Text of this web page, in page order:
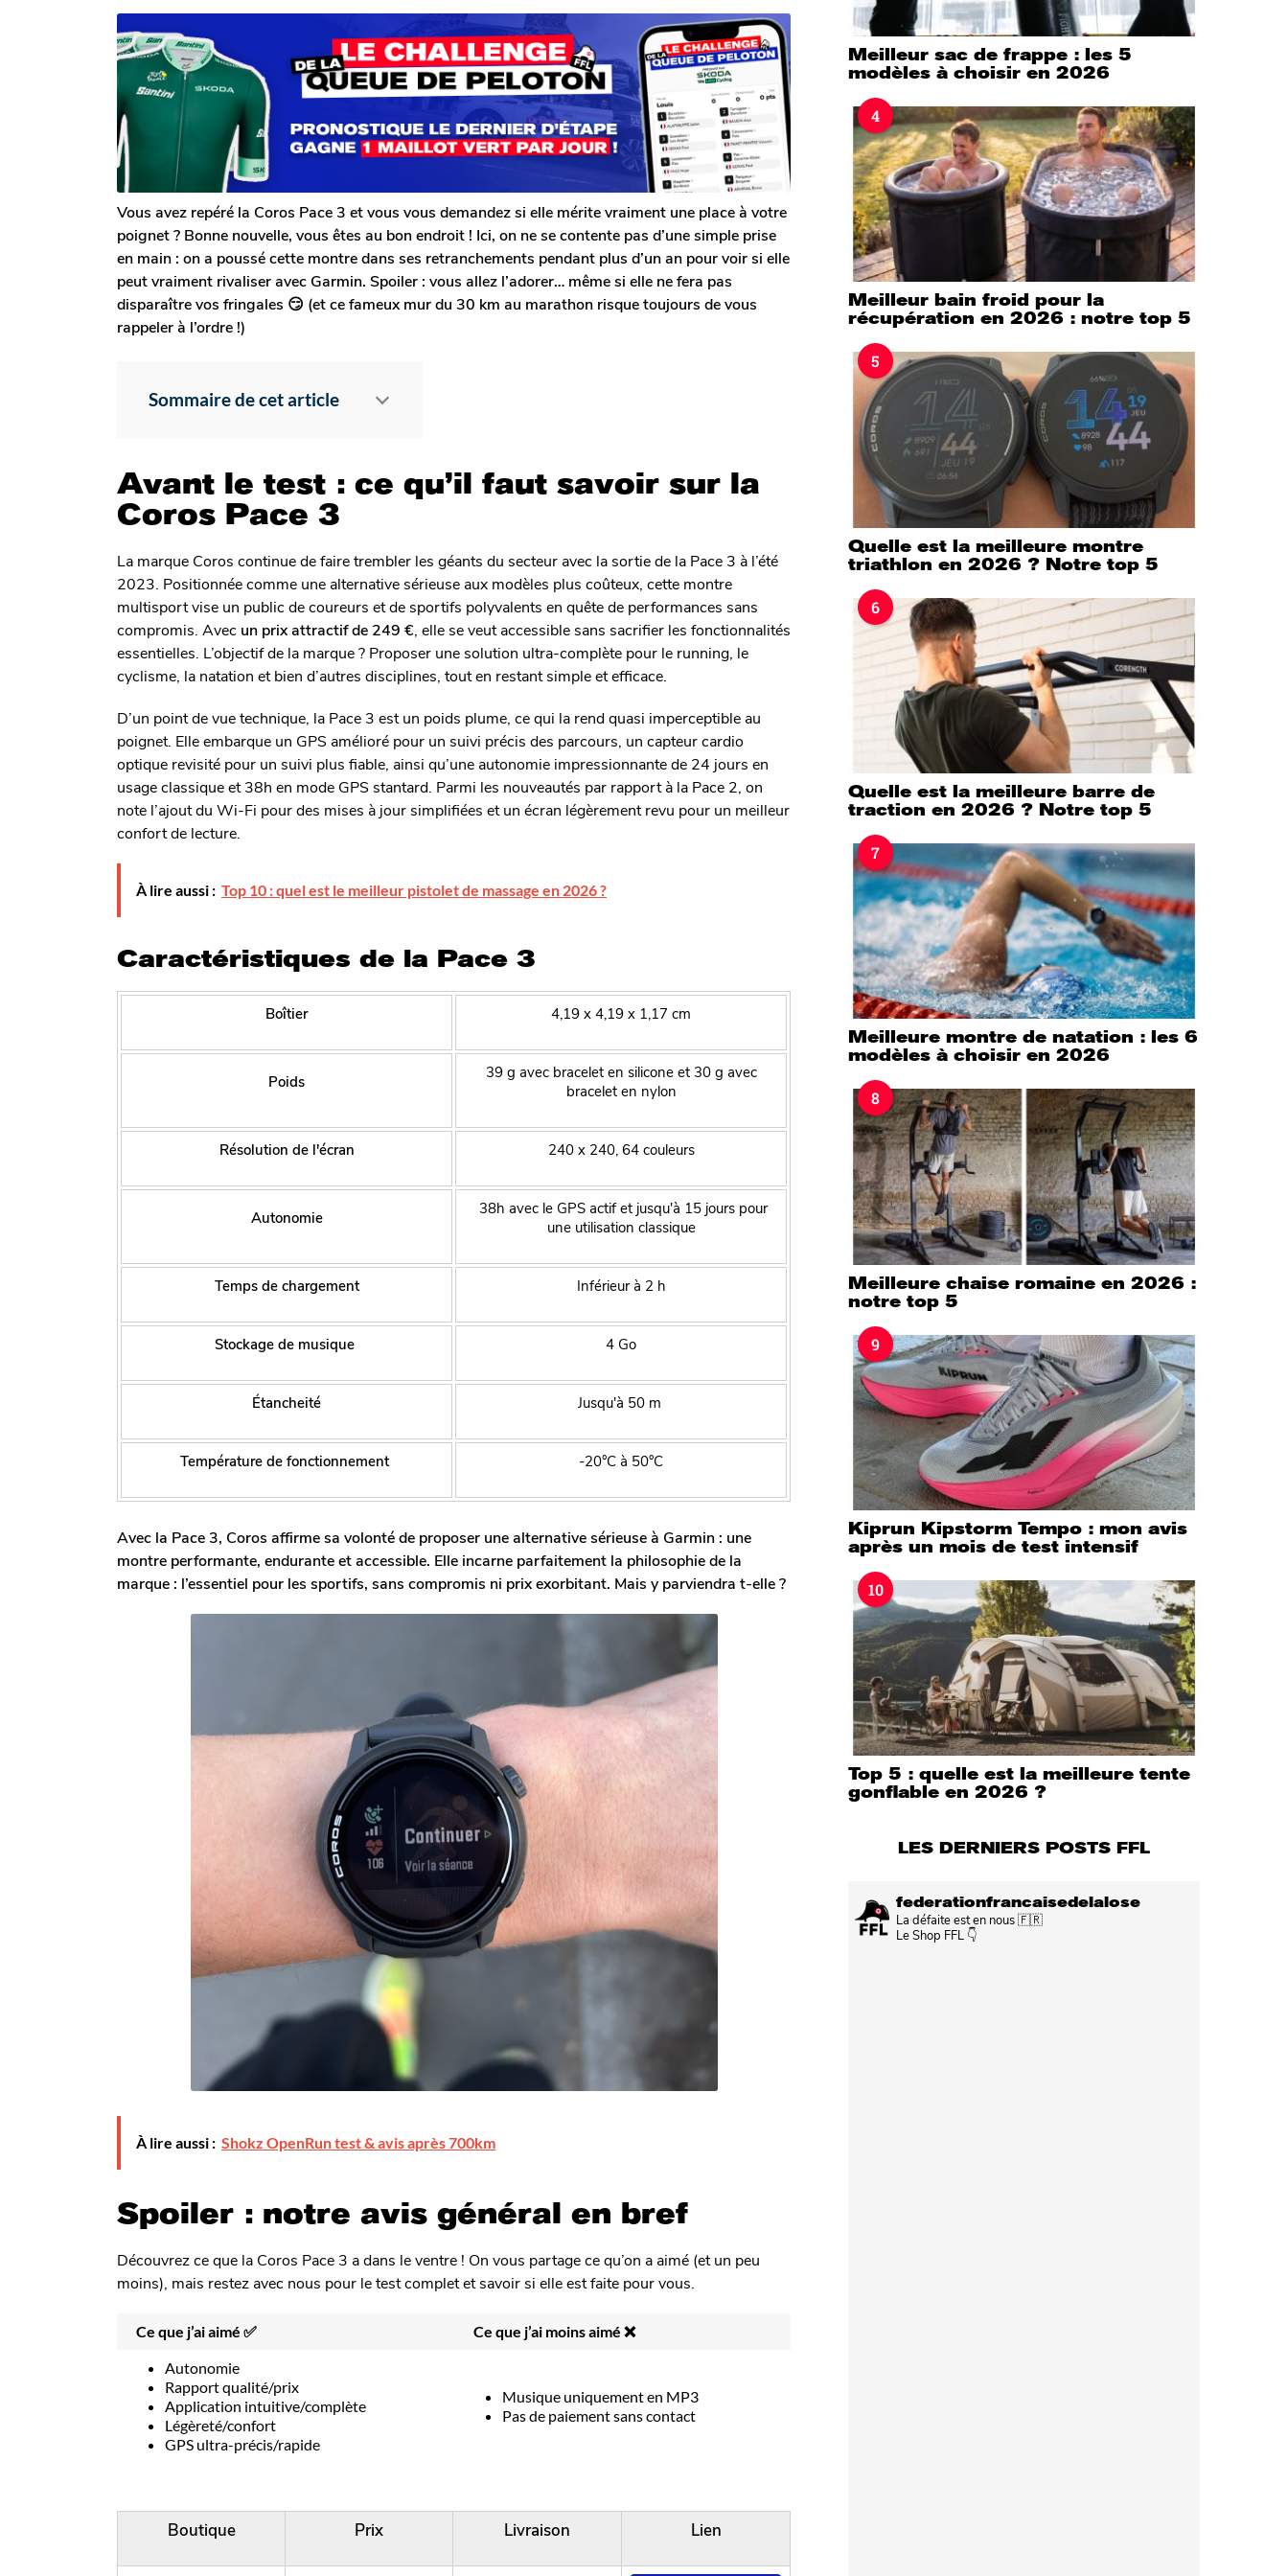
m
o
i
s
a
g
o
r
P
a
u
l
D
u
r
e
l
i
s
g
Vous avez repéré la Coros Pace 3 et vous vous demandez si elle mérite vraiment une place à votre
poignet ? Bonne nouvelle, vous êtes au bon endroit ! Ici, on ne se contente pas d’une simple prise
en main : on a poussé cette montre dans ses retranchements pendant plus d’un an pour voir si elle
peut vraiment rivaliser avec Garmin. Spoiler : vous allez l’adorer… même si elle ne fera pas
disparaître vos fringales 😏 (et ce fameux mur du 30 km au marathon risque toujours de vous
rappeler à l’ordre !)
Sommaire de cet article
Avant le test : ce qu’il faut savoir sur la
Coros Pace 3
La marque Coros continue de faire trembler les géants du secteur avec la sortie de la Pace 3 à l’été
2023. Positionnée comme une alternative sérieuse aux modèles plus coûteux, cette montre
multisport vise un public de coureurs et de sportifs polyvalents en quête de performances sans
compromis. Avec un prix attractif de 249 €, elle se veut accessible sans sacrifier les fonctionnalités
essentielles. L’objectif de la marque ? Proposer une solution ultra-complète pour le running, le
cyclisme, la natation et bien d’autres disciplines, tout en restant simple et efficace.
D’un point de vue technique, la Pace 3 est un poids plume, ce qui la rend quasi imperceptible au
poignet. Elle embarque un GPS amélioré pour un suivi précis des parcours, un capteur cardio
optique revisité pour un suivi plus fiable, ainsi qu’une autonomie impressionnante de 24 jours en
usage classique et 38h en mode GPS stantard. Parmi les nouveautés par rapport à la Pace 2, on
note l’ajout du Wi-Fi pour des mises à jour simplifiées et un écran légèrement revu pour un meilleur
confort de lecture.
À lire aussi : Top 10 : quel est le meilleur pistolet de massage en 2026 ?
Caractéristiques de la Pace 3
Boîtier 4,19 x 4,19 x 1,17 cm
Poids
39 g avec bracelet en silicone et 30 g avec
bracelet en nylon
Résolution de l'écran 240 x 240, 64 couleurs
Autonomie
38h avec le GPS actif et jusqu'à 15 jours pour
une utilisation classique
Temps de chargement Inférieur à 2 h
Stockage de musique 4 Go
Étancheité Jusqu'à 50 m
Température de fonctionnement -20°C à 50°C
Avec la Pace 3, Coros affirme sa volonté de proposer une alternative sérieuse à Garmin : une
montre performante, endurante et accessible. Elle incarne parfaitement la philosophie de la
marque : l’essentiel pour les sportifs, sans compromis ni prix exorbitant. Mais y parviendra t-elle ?
À lire aussi : Shokz OpenRun test & avis après 700km
Spoiler : notre avis général en bref
Découvrez ce que la Coros Pace 3 a dans le ventre ! On vous partage ce qu’on a aimé (et un peu
moins), mais restez avec nous pour le test complet et savoir si elle est faite pour vous.
Ce que j’ai aimé ✅
Ce que j’ai moins aimé ❌
Autonomie
Rapport qualité/prix
Application intuitive/complète
Légèreté/confort
GPS ultra-précis/rapide
Musique uniquement en MP3
Pas de paiement sans contact
Boutique Prix Livraison Lien
Meilleur sac de frappe : les 5
modèles à choisir en 2026
4
Meilleur bain froid pour la
récupération en 2026 : notre top 5
5
Quelle est la meilleure montre
triathlon en 2026 ? Notre top 5
6
Quelle est la meilleure barre de
traction en 2026 ? Notre top 5
7
Meilleure montre de natation : les 6
modèles à choisir en 2026
8
Meilleure chaise romaine en 2026 :
notre top 5
9
Kiprun Kipstorm Tempo : mon avis
après un mois de test intensif
10
Top 5 : quelle est la meilleure tente
gonflable en 2026 ?
LES DERNIERS POSTS FFL
federationfrancaisedelalose
La défaite est en nous 🇫🇷
Le Shop FFL 👇